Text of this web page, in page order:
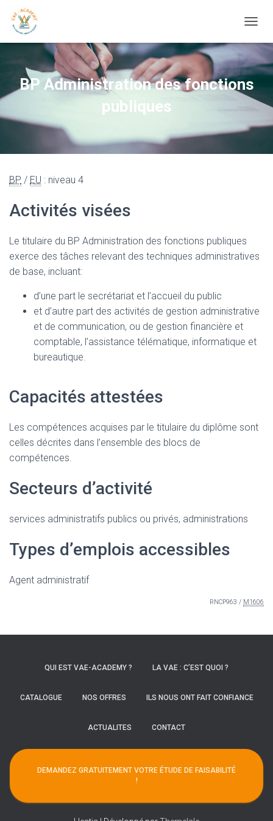
BP Administration des fonctions
publiques
BP / EU : niveau 4
Activités visées
Le titulaire du BP Administration des fonctions publiques
exerce des tâches relevant des techniques administratives
de base, incluant:
d’une part le secrétariat et l’accueil du public
et d’autre part des activités de gestion administrative
et de communication, ou de gestion financière et
comptable, l’assistance télématique, informatique et
bureautique.
Capacités attestées
Les compétences acquises par le titulaire du diplôme sont
celles décrites dans l’ensemble des blocs de
compétences.
Secteurs d’activité
services administratifs publics ou privés, administrations
Types d’emplois accessibles
Agent administratif
RNCP963 / M1606
QUI EST VAE-ACADEMY ? LA VAE : C’EST QUOI ?
CATALOGUE NOS OFFRES ILS NOUS ONT FAIT CONFIANCE
ACTUALITES CONTACT
DEMANDEZ GRATUITEMENT VOTRE ÉTUDE DE FAISABILITÉ
!